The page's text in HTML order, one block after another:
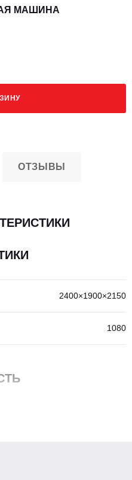
МАШИНА
ОТЗЫВЫ
2400×1900×2150
1080